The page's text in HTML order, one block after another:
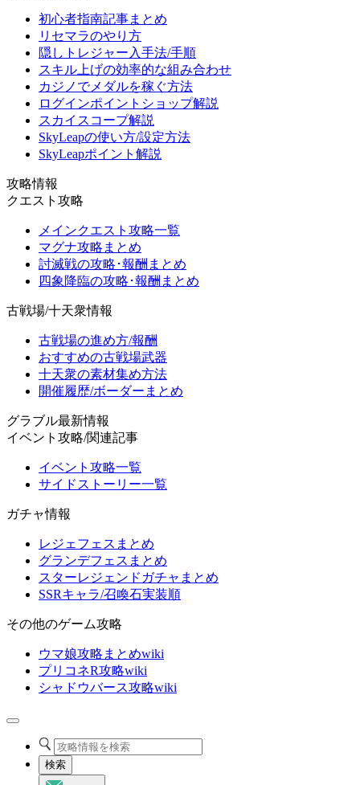
初心者指南記事まとめ
リセマラのやり方
隠しトレジャー入手法/手順
スキル上げの効率的な組み合わせ
カジノでメダルを稼ぐ方法
ログインポイントショップ解説
スカイスコープ解説
SkyLeapの使い方/設定方法
SkyLeapポイント解説
攻略情報
クエスト攻略
メインクエスト攻略一覧
マグナ攻略まとめ
討滅戦の攻略･報酬まとめ
四象降臨の攻略･報酬まとめ
古戦場/十天衆情報
古戦場の進め方/報酬
おすすめの古戦場武器
十天衆の素材集め方法
開催履歴/ボーダーまとめ
グラブル最新情報
イベント攻略/関連記事
イベント攻略一覧
サイドストーリー一覧
ガチャ情報
レジェフェスまとめ
グランデフェスまとめ
スターレジェンドガチャまとめ
SSRキャラ/召喚石実装順
その他のゲーム攻略
ウマ娘攻略まとめwiki
プリコネR攻略wiki
シャドウバース攻略wiki
検索